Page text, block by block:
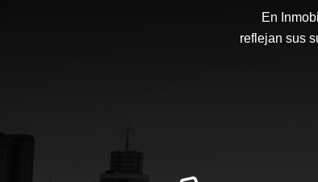
En
reflejan sus